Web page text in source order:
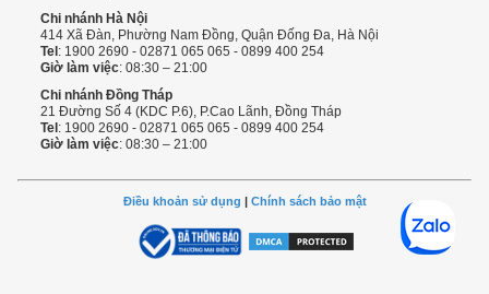
Chi nhánh Hà Nội
414 Xã Đàn, Phường Nam Đồng, Quận Đống Đa, Hà Nội
Tel: 1900 2690 - 02871 065 065 - 0899 400 254
Giờ làm việc: 08:30 – 21:00
Chi nhánh Đồng Tháp
21 Đường Số 4 (KDC P.6), P.Cao Lãnh, Đồng Tháp
Tel: 1900 2690 - 02871 065 065 - 0899 400 254
Giờ làm việc: 08:30 – 21:00
Điều khoản sử dụng | Chính sách bảo mật